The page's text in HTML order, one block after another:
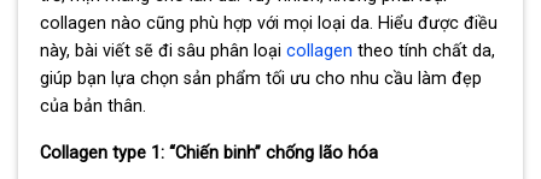
collagen nào cũng phù hợp với mọi loại da. Hiểu được điều
này, bài viết sẽ đi sâu phân loại collagen theo tính chất da,
giúp bạn lựa chọn sản phẩm tối ưu cho nhu cầu làm đẹp
của bản thân.
Collagen type 1: “Chiến binh” chống lão hóa